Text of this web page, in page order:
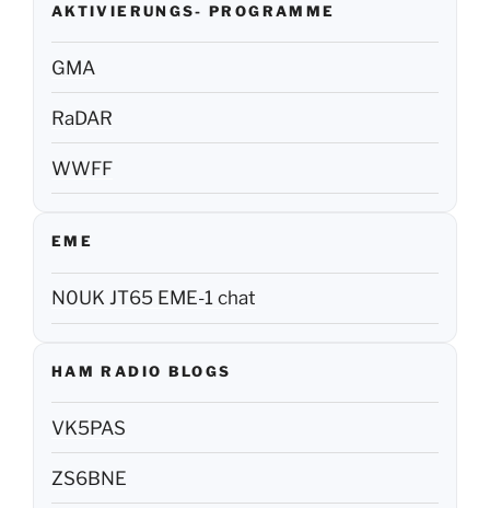
AKTIVIERUNGS- PROGRAMME
GMA
RaDAR
WWFF
EME
N0UK JT65 EME-1 chat
HAM RADIO BLOGS
VK5PAS
ZS6BNE